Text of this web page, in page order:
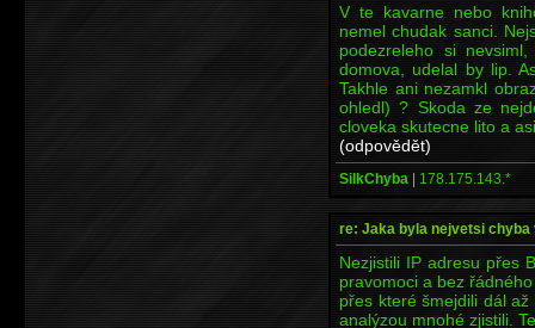
V te kavarne nebo
nemel chudak sanci.
podezreleho si
domova, udelal by lip.
Takhle ani nezamkl
ohledl) ? Skoda ze
cloveka skutecne lito a
(odpovědět)
SilkChyba | 178.175.143.*
re: Jaka byla nejvetsi chyba
Nezjistili IP adresu přes
pravomoci a bez
přes které šmejdili dál
analýzou mnohé zjistili.